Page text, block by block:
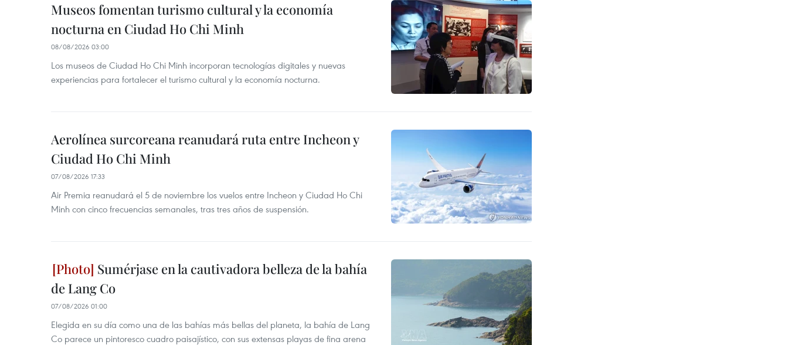
Museos fomentan turismo cultural y la economía
nocturna en Ciudad Ho Chi Minh
08/08/2026 03:00
Los museos de Ciudad Ho Chi Minh incorporan tecnologías digitales y nuevas
experiencias para fortalecer el turismo cultural y la economía nocturna.
Aerolínea surcoreana reanudará ruta entre Incheon y
Ciudad Ho Chi Minh
07/08/2026 17:33
Air Premia reanudará el 5 de noviembre los vuelos entre Incheon y Ciudad Ho Chi
Minh con cinco frecuencias semanales, tras tres años de suspensión.
Sumérjase en la cautivadora belleza de la bahía
de Lang Co
07/08/2026 01:00
Elegida en su día como una de las bahías más bellas del planeta, la bahía de Lang
Co parece un pintoresco cuadro paisajístico, con sus extensas playas de fina arena